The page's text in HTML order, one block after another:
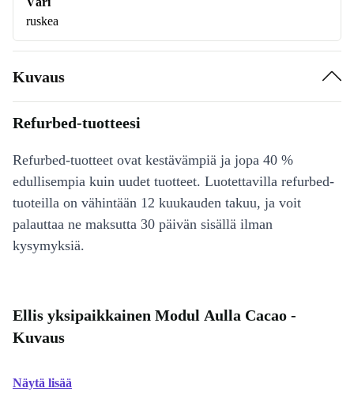
ruskea
Kuvaus
Refurbed-tuotteesi
Refurbed-tuotteet ovat kestävämpiä ja jopa 40 %
edullisempia kuin uudet tuotteet. Luotettavilla refurbed-
tuoteilla on vähintään 12 kuukauden takuu, ja voit
palauttaa ne maksutta 30 päivän sisällä ilman
kysymyksiä.
Ellis yksipaikkainen Modul Aulla Cacao -
Kuvaus
Näytä lisää